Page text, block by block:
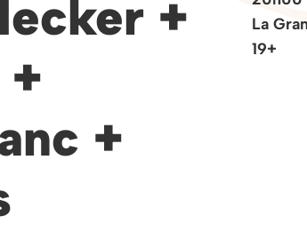
+
+
La
19+